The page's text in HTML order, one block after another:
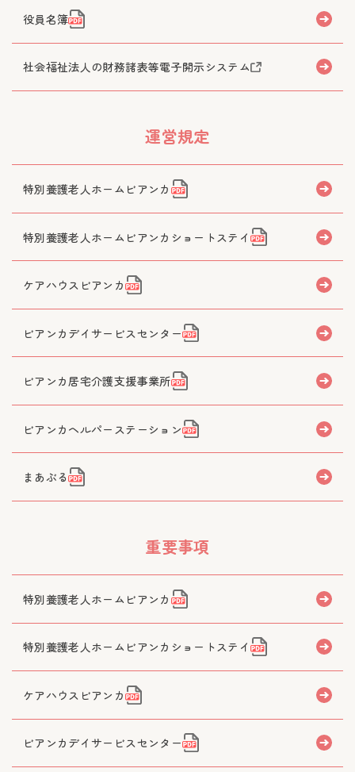
役員名簿
社会福祉法人の財務諸表等電子開示システム
運営規定
特別養護老人ホームビアンカ
特別養護老人ホームビアンカショートステイ
ケアハウスビアンカ
ビアンカデイサービスセンター
ビアンカ居宅介護支援事業所
ビアンカヘルパーステーション
まあぶる
重要事項
特別養護老人ホームビアンカ
特別養護老人ホームビアンカショートステイ
ケアハウスビアンカ
ビアンカデイサービスセンター